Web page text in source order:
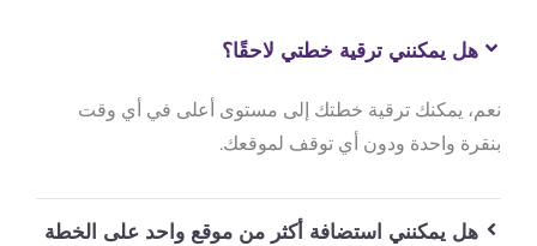
هل يمكنني ترقية خطتي لاحقًا؟
نعم، يمكنك ترقية خطتك إلى مستوى أعلى في أي وقت
بنقرة واحدة ودون أي توقف لموقعك.
هل يمكنني استضافة أكثر من موقع واحد على الخطة